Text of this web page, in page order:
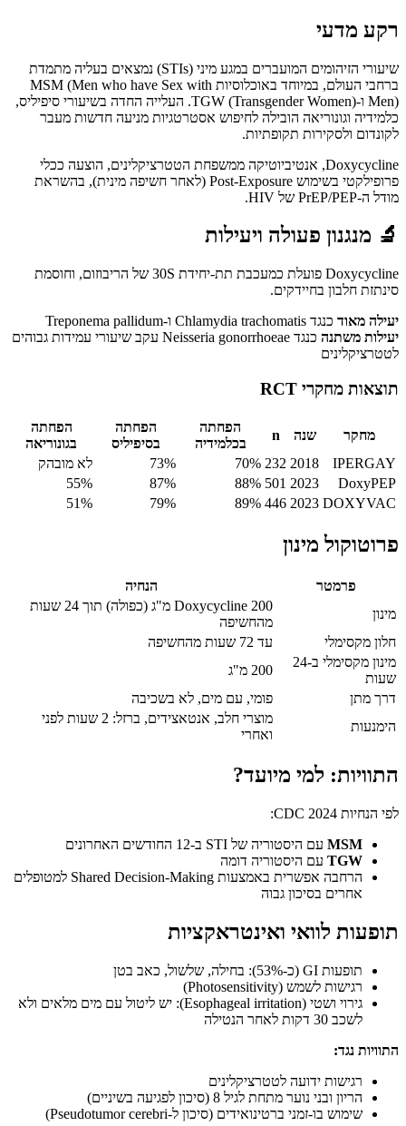
רקע מדעי
שיעורי הזיהומים המועברים במגע מיני (STIs) נמצאים בעליה מתמדת
ברחבי העולם, במיוחד באוכלוסיות MSM (Men who have Sex with
Men) ו-TGW (Transgender Women). העלייה החדה בשיעורי סיפיליס,
כלמידיה וגונוריאה הובילה לחיפוש אסטרטגיות מניעה חדשות מעבר
לקונדום ולסקירות תקופתיות.
Doxycycline, אנטיביוטיקה ממשפחת הטטרציקלינים, הוצעה ככלי
פרופילקטי בשימוש Post-Exposure (לאחר חשיפה מינית), בהשראת
מודל ה-PrEP/PEP של HIV.
🔬 מנגנון פעולה ויעילות
Doxycycline פועלת כמעכבת תת-יחידת 30S של הריבוזום, וחוסמת
סינתזת חלבון בחיידקים.
יעילה מאוד כנגד Chlamydia trachomatis ו-Treponema pallidum
יעילות משתנה
כנגד Neisseria gonorrhoeae עקב שיעורי עמידות גבוהים
לטטרציקלינים
תוצאות מחקרי RCT
מחקר שנה n
הפחתה
בכלמידיה
הפחתה
בסיפיליס
הפחתה
בגונוריאה
IPERGAY
2018
232
70%
73%
לא מובהק
DoxyPEP
2023
501
88%
87%
55%
DOXYVAC
2023
446
89%
79%
51%
פרוטוקול מינון
פרמטר
הנחיה
מינון
Doxycycline 200 מ"ג (כפולה) תוך 24 שעות
מהחשיפה
חלון מקסימלי
עד 72 שעות מהחשיפה
מינון מקסימלי ב-24
שעות
200 מ"ג
דרך מתן
פומי, עם מים, לא בשכיבה
הימנעות
מוצרי חלב, אנטאצידים, ברזל: 2 שעות לפני
ואחרי
התוויות: למי מיועד?
לפי הנחיות CDC 2024:
MSM עם היסטוריה של STI ב-12 החודשים האחרונים
TGW עם היסטוריה דומה
הרחבה אפשרית באמצעות Shared Decision-Making למטופלים
אחרים בסיכון גבוה
תופעות לוואי ואינטראקציות
תופעות GI (כ-53%): בחילה, שלשול, כאב בטן
רגישות לשמש (Photosensitivity)
גירוי ושטי (Esophageal irritation): יש ליטול עם מים מלאים ולא
לשכב 30 דקות לאחר הנטילה
התוויות נגד:
רגישות ידועה לטטרציקלינים
הריון ובני נוער מתחת לגיל 8 (סיכון לפגיעה בשיניים)
שימוש בו-זמני ברטינואידים (סיכון ל-Pseudotumor cerebri)